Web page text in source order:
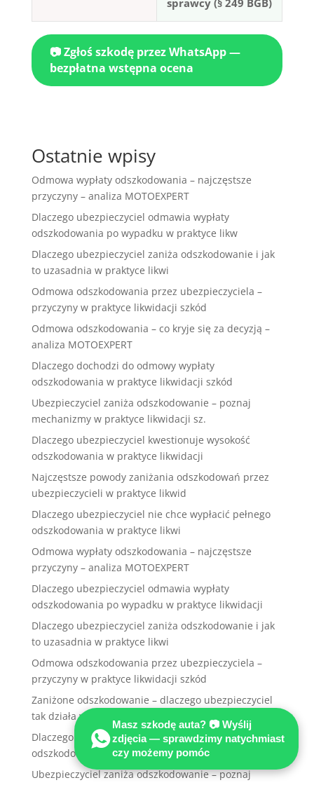
sprawcy (§ 249 BGB)
📷 Zgłoś szkodę przez WhatsApp —
bezpłatna wstępna ocena
Ostatnie wpisy
Odmowa wypłaty odszkodowania – najczęstsze
przyczyny – analiza MOTOEXPERT
Dlaczego ubezpieczyciel odmawia wypłaty
odszkodowania po wypadku w praktyce likw
Dlaczego ubezpieczyciel zaniża odszkodowanie i jak
to uzasadnia w praktyce likwi
Odmowa odszkodowania przez ubezpieczyciela –
przyczyny w praktyce likwidacji szkód
Odmowa odszkodowania – co kryje się za decyzją –
analiza MOTOEXPERT
Dlaczego dochodzi do odmowy wypłaty
odszkodowania w praktyce likwidacji szkód
Ubezpieczyciel zaniża odszkodowanie – poznaj
mechanizmy w praktyce likwidacji sz.
Dlaczego ubezpieczyciel kwestionuje wysokość
odszkodowania w praktyce likwidacji
Najczęstsze powody zaniżania odszkodowań przez
ubezpieczycieli w praktyce likwid
Dlaczego ubezpieczyciel nie chce wypłacić pełnego
odszkodowania w praktyce likwi
Odmowa wypłaty odszkodowania – najczęstsze
przyczyny – analiza MOTOEXPERT
Dlaczego ubezpieczyciel odmawia wypłaty
odszkodowania po wypadku w praktyce likwidacji
Dlaczego ubezpieczyciel zaniża odszkodowanie i jak
to uzasadnia w praktyce likwi
Odmowa odszkodowania przez ubezpieczyciela –
przyczyny w praktyce likwidacji szkód
Zaniżone odszkodowanie – dlaczego ubezpieczyciel
tak działa w praktyce likwidacji
Dlaczego dochodzi do odmowy wypłaty
odszkodowania w praktyce likwidacji szkód
Ubezpieczyciel zaniża odszkodowanie – poznaj
Masz szkodę auta? 📷 Wyślij
zdjęcia — sprawdzimy natychmiast
czy możemy pomóc